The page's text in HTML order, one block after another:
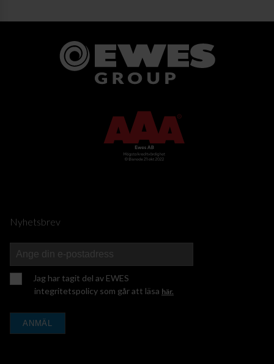
Nyhetsbrev
Jag har tagit del av EWES
integritetspolicy som går att läsa här.
ANMÄL